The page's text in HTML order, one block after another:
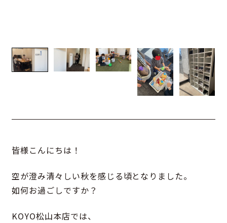
皆様こんにちは！
空が澄み清々しい秋を感じる頃となりました。
如何お過ごしですか？
KOYO松山本店では、